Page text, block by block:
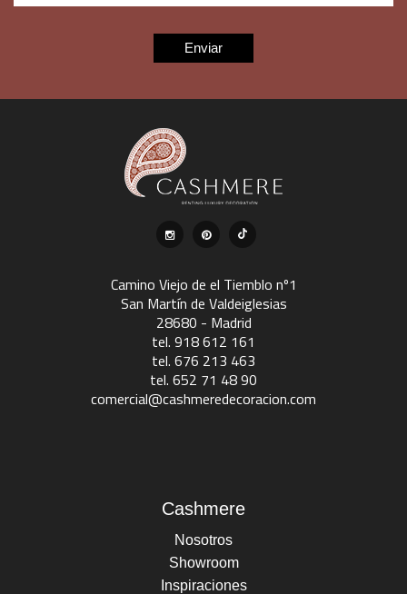
Camino Viejo de el Tiemblo nº1
San Martín de Valdeiglesias
28680 - Madrid
tel. 918 612 161
tel. 676 213 463
tel. 652 71 48 90
comercial@cashmeredecoracion.com
Cashmere
Nosotros
Showroom
Inspiraciones